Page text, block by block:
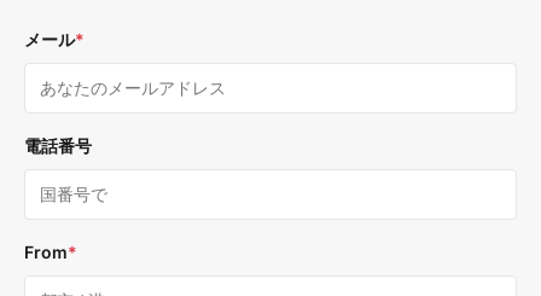
メール*
電話番号
From*